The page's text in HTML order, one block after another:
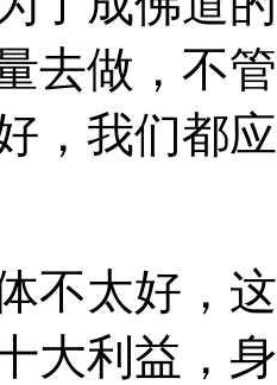
去做，不
，我们都
太好，这
大利益，